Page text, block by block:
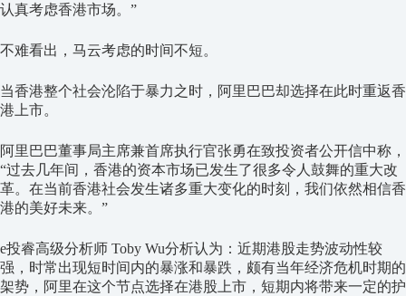
认真考虑香港市场。”
不难看出，马云考虑的时间不短。
当香港整个社会沦陷于暴力之时，阿里巴巴却选择在此时重返香
港上市。
阿里巴巴董事局主席兼首席执行官张勇在致投资者公开信中称，
“过去几年间，香港的资本市场已发生了很多令人鼓舞的重大改
革。在当前香港社会发生诸多重大变化的时刻，我们依然相信香
港的美好未来。”
e投睿高级分析师 Toby Wu分析认为：近期港股走势波动性较
强，时常出现短时间内的暴涨和暴跌，颇有当年经济危机时期的
架势，阿里在这个节点选择在港股上市，短期内将带来一定的护